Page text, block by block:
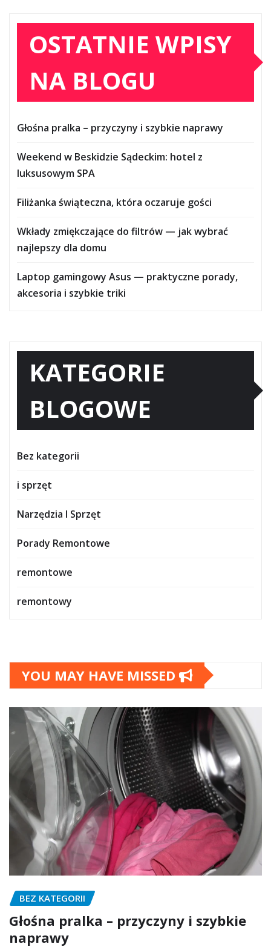
OSTATNIE WPISY
NA BLOGU
Głośna pralka – przyczyny i szybkie naprawy
Weekend w Beskidzie Sądeckim: hotel z
luksusowym SPA
Filiżanka świąteczna, która oczaruje gości
Wkłady zmiękczające do filtrów — jak wybrać
najlepszy dla domu
Laptop gamingowy Asus — praktyczne porady,
akcesoria i szybkie triki
KATEGORIE
BLOGOWE
Bez kategorii
i sprzęt
Narzędzia I Sprzęt
Porady Remontowe
remontowe
remontowy
YOU MAY HAVE MISSED
BEZ KATEGORII
Głośna pralka – przyczyny i szybkie
naprawy